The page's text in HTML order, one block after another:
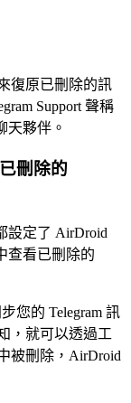
復原已刪除的訊
Support 聲稱
天夥伴。
刪除的
設定了 AirDroid
查看已刪除的
您的 Telegram 訊
，就可以透過工
被刪除，AirDroid